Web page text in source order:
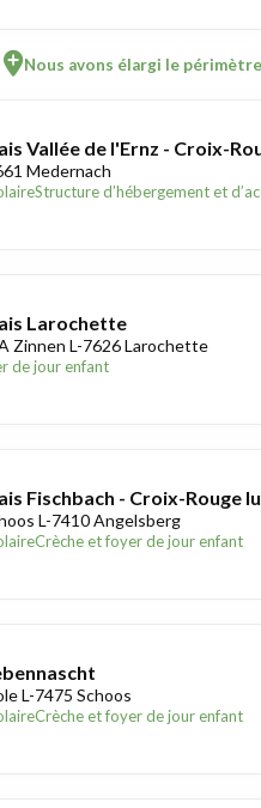
Nous avons élargi le
Vallée de l'Ernz - Croix-
Medernach
Structure d’hébergement et
Larochette
Zinnen L-7626 Larochette
de jour enfant
Fischbach - Croix-Rouge
L-7410 Angelsberg
Crèche et foyer de jour enfant
L-7475 Schoos
Crèche et foyer de jour enfant